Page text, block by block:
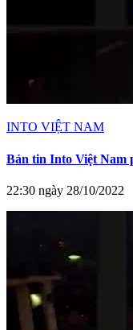
INTO VIỆT NAM
Bản tin Into Việt Nam
22:30 ngày 28/10/2022